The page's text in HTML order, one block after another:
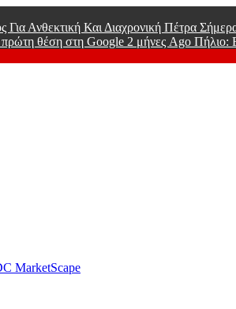
Ανθεκτική Και Διαχρονική Πέτρα
θέση στη Google 2 μήνες Ago Πήλιο:
MarketScape